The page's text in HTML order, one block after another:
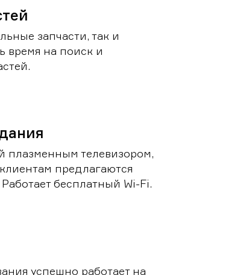
запчасти, так и
время на поиск и
плазменным телевизором,
предлагаются
бесплатный Wi-Fi.
успешно работает на